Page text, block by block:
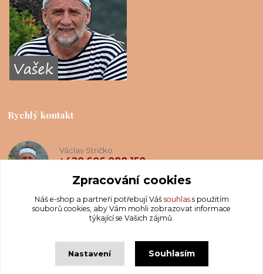
Rychlý kontakt
Václav Stričko
+420 606 088 158
info@krakatis.cz
Zpracování cookies
Náš e-shop a partneři potřebují Váš souhlass použitím
souborů cookies, aby Vám mohli zobrazovat informace
týkající se Vašich zájmů.
Nastavení Souhlasím